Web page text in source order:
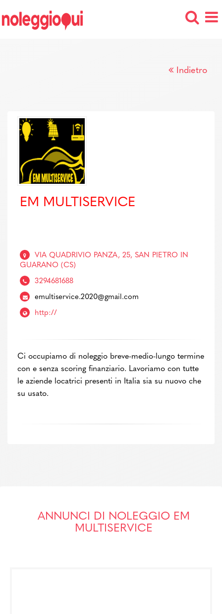
Indietro
EM MULTISERVICE
VIA QUADRIVIO PANZA, 25, SAN PIETRO IN
GUARANO (CS)
3294681688
emultiservice.2020@gmail.com
http://
Ci occupiamo di noleggio breve-medio-lungo termine
con e senza scoring finanziario. Lavoriamo con tutte
le aziende locatrici presenti in Italia sia su nuovo che
su usato.
ANNUNCI DI NOLEGGIO EM
MULTISERVICE